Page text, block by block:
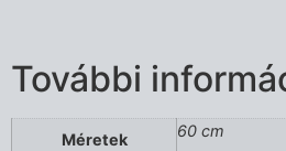
További
Méretek 60 cm